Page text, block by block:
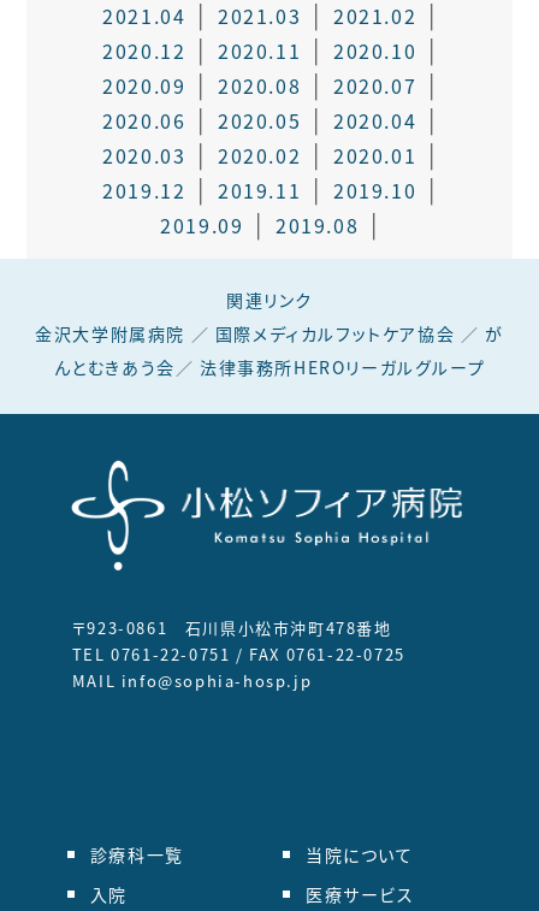
2021.04
2021.03
2021.02
2020.12
2020.11
2020.10
2020.09
2020.08
2020.07
2020.06
2020.05
2020.04
2020.03
2020.02
2020.01
2019.12
2019.11
2019.10
2019.09
2019.08
関連リンク
金沢大学附属病院 ／ 国際メディカルフットケア協会 ／ が
んとむきあう会 ／ 法律事務所HEROリーガルグループ
〒923-0861 石川県小松市沖町478番地
TEL 0761-22-0751 / FAX 0761-22-0725
MAIL info@sophia-hosp.jp
診療科一覧
入院
当院について
医療サービス